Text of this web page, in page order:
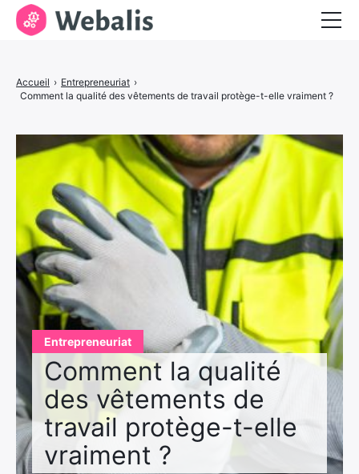
Entrepreneuriat
Comment la qualité
des vêtements de
travail protège-t-elle
vraiment ?
Accueil › Entrepreneuriat ›
Comment la qualité des vêtements de travail protège-t-elle vraiment ?
Services aux entreprises